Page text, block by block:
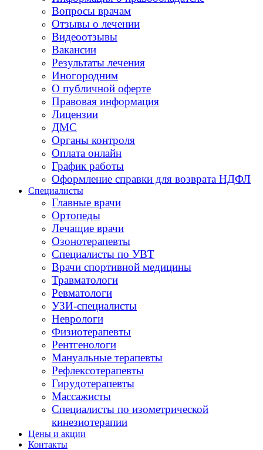
Вопросы врачам
Отзывы о лечении
Видеоотзывы
Вакансии
Результаты лечения
Иногородним
О публичной оферте
Правовая информация
Лицензии
ДМС
Органы контроля
Оплата онлайн
График работы
Оформление справки для возврата НДФЛ
Специалисты
Главные врачи
Ортопеды
Лечащие врачи
Озонотерапевты
Специалисты по УВТ
Врачи спортивной медицины
Травматологи
Ревматологи
УЗИ-специалисты
Неврологи
Физиотерапевты
Рентгенологи
Мануальные терапевты
Рефлексотерапевты
Гирудотерапевты
Массажисты
Специалисты по изометрической
кинезиотерапии
Цены и акции
Контакты